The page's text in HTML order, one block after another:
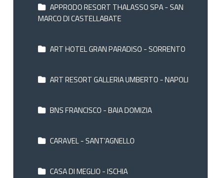
APPRODO RESORT THALASSO SPA - SAN
MARCO DI CASTELLABATE
ART HOTEL GRAN PARADISO - SORRENTO
ART RESORT GALLERIA UMBERTO - NAPOLI
BNS FRANCISCO - BAIA DOMIZIA
CARAVEL - SANT'AGNELLO
CASA DI MEGLIO - ISCHIA